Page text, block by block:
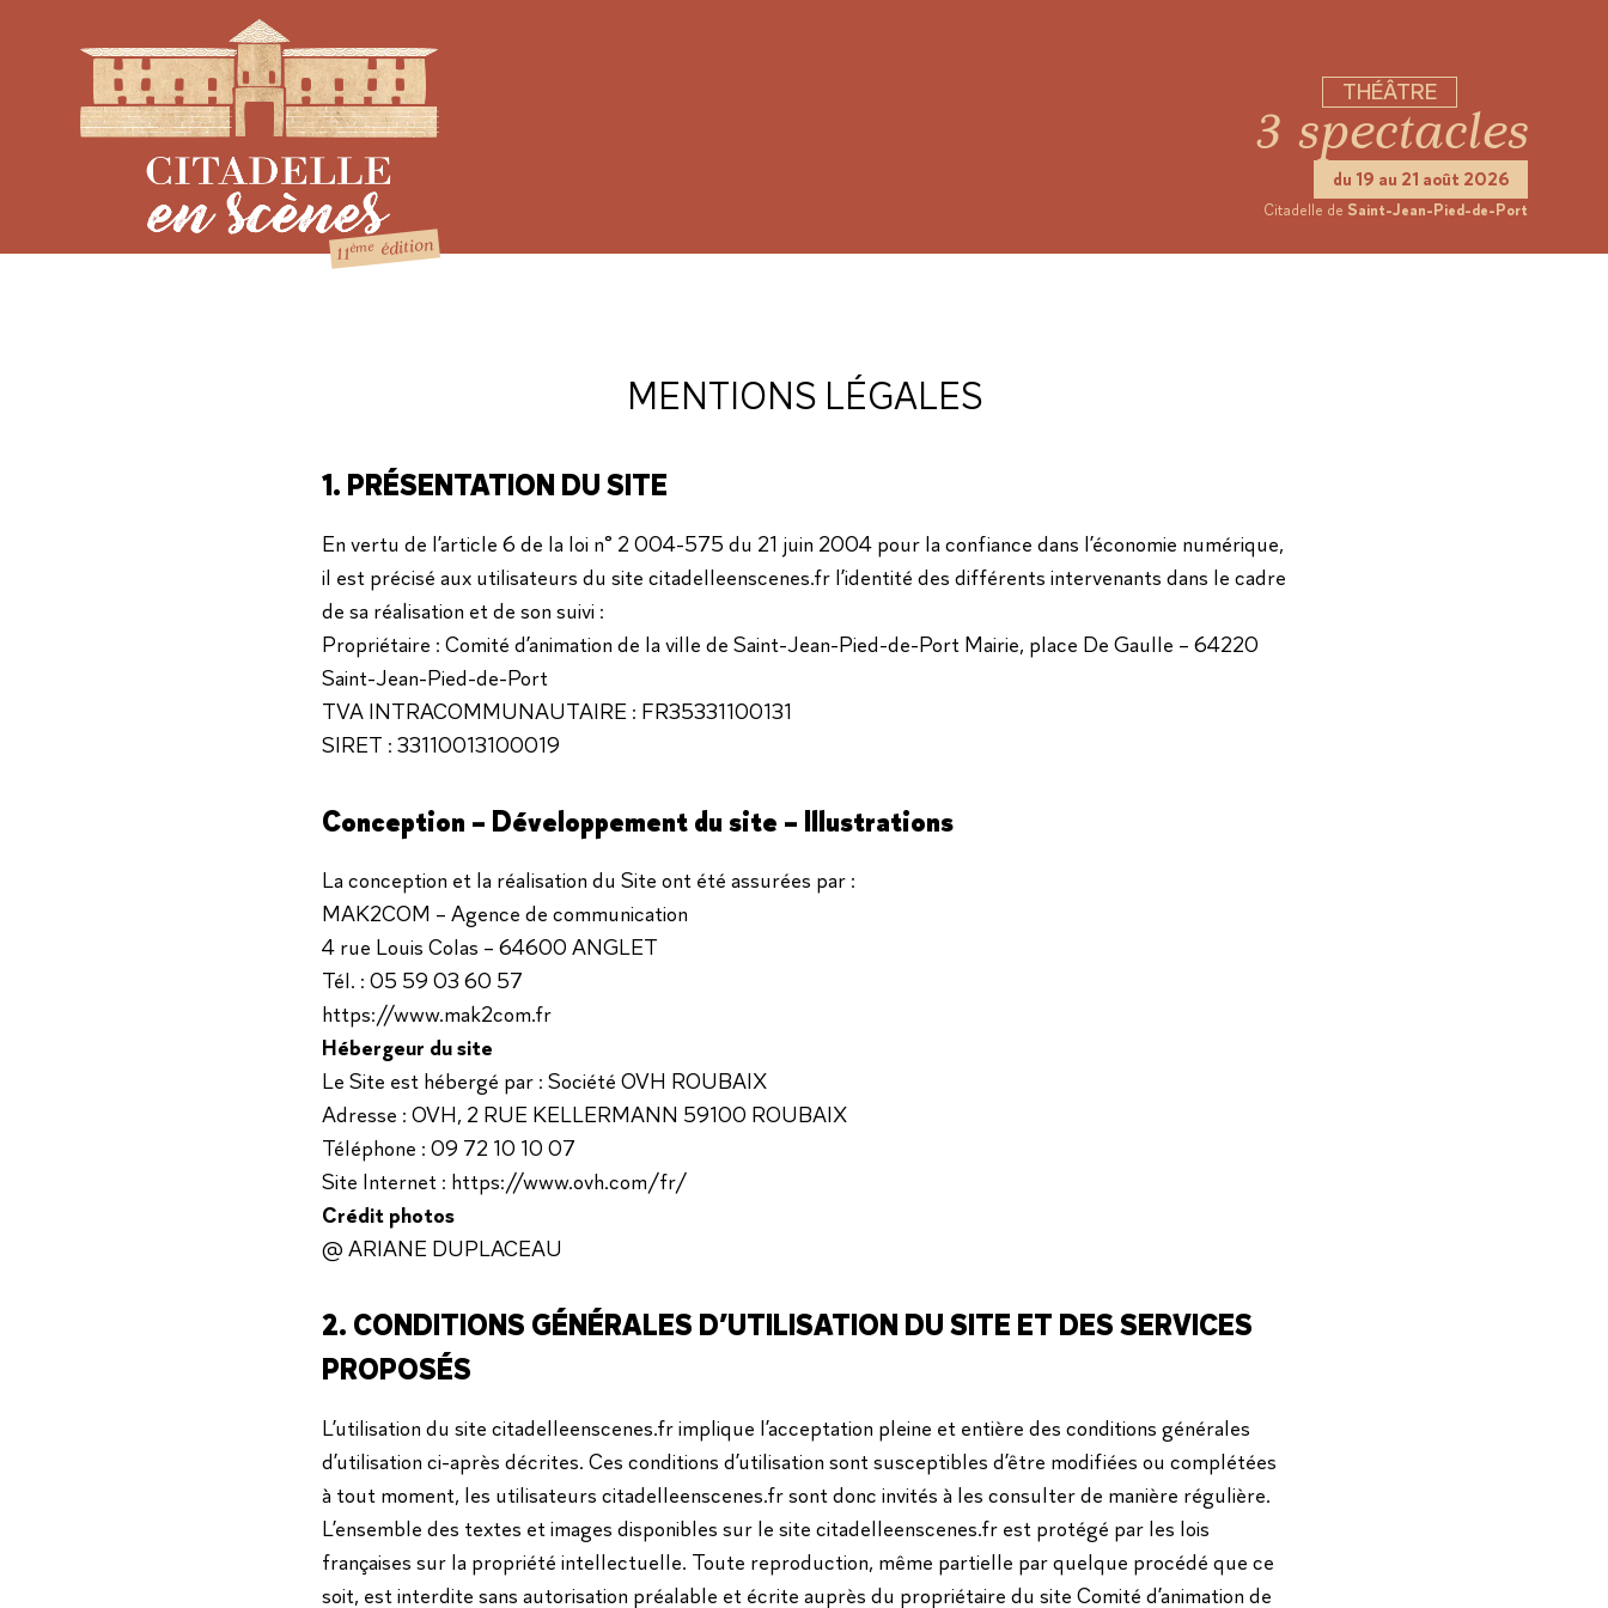
11èmeédition
THÉÂTRE
3 spectacles
du 19 au 21 août 2026
Citadelle de Saint-Jean-Pied-de-Port
MENTIONS LÉGALES
1. PRÉSENTATION DU SITE
En vertu de l’article 6 de la loi n° 2 004-575 du 21 juin 2004 pour la confiance dans l’économie numérique,
il est précisé aux utilisateurs du site citadelleenscenes.fr l’identité des différents intervenants dans le cadre
de sa réalisation et de son suivi :
Propriétaire : Comité d’animation de la ville de Saint-Jean-Pied-de-Port Mairie, place De Gaulle – 64220
Saint-Jean-Pied-de-Port
TVA INTRACOMMUNAUTAIRE : FR35331100131
SIRET : 33110013100019
Conception – Développement du site – Illustrations
La conception et la réalisation du Site ont été assurées par :
MAK2COM – Agence de communication
4 rue Louis Colas – 64600 ANGLET
Tél. : 05 59 03 60 57
https://www.mak2com.fr
Hébergeur du site
Le Site est hébergé par : Société OVH ROUBAIX
Adresse : OVH, 2 RUE KELLERMANN 59100 ROUBAIX
Téléphone : 09 72 10 10 07
Site Internet : https://www.ovh.com/fr/
Crédit photos
@ ARIANE DUPLACEAU
2. CONDITIONS GÉNÉRALES D’UTILISATION DU SITE ET DES SERVICES
PROPOSÉS
L’utilisation du site citadelleenscenes.fr implique l’acceptation pleine et entière des conditions générales
d’utilisation ci-après décrites. Ces conditions d’utilisation sont susceptibles d’être modifiées ou complétées
à tout moment, les utilisateurs citadelleenscenes.fr sont donc invités à les consulter de manière régulière.
L’ensemble des textes et images disponibles sur le site citadelleenscenes.fr est protégé par les lois
françaises sur la propriété intellectuelle. Toute reproduction, même partielle par quelque procédé que ce
soit, est interdite sans autorisation préalable et écrite auprès du propriétaire du site Comité d’animation de